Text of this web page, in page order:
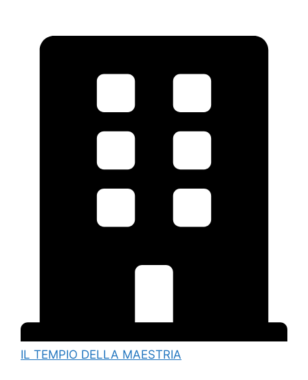
IL TEMPIO DELLA MAESTRIA